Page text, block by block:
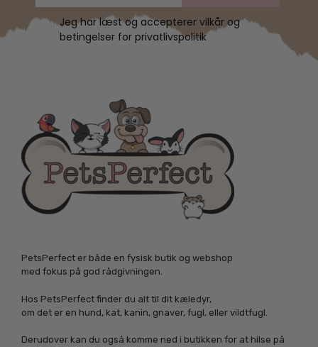
Jeg har læst og accepterer vilkår og
betingelser for privatlivspolitik
PetsPerfect er både en fysisk butik og webshop
med fokus på god rådgivningen.
Hos PetsPerfect finder du alt til dit kæledyr,
om det er en hund, kat, kanin, gnaver, fugl, eller vildtfugl.
Derudover kan du også komme ned i butikken for at hilse på